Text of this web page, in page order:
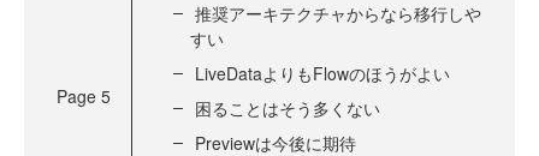
Page 5
推奨アーキテクチャからなら移行しや
すい
LiveDataよりもFlowのほうがよい
困ることはそう多くない
Previewは今後に期待